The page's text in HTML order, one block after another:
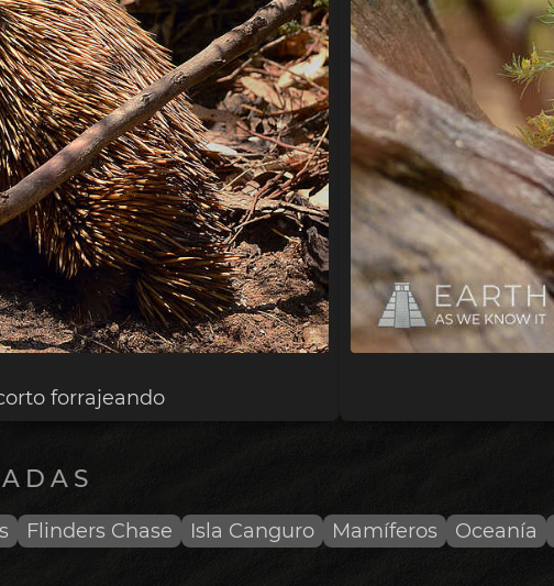
forrajeando
Flinders Chase Isla Canguro Mamíferos Oceanía